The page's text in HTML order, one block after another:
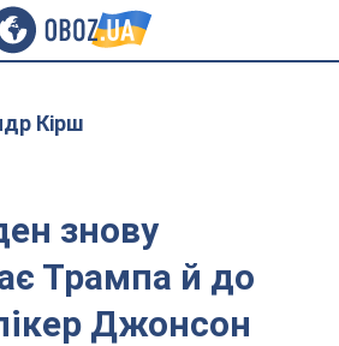
Кірш
знову
Трампа й до
Джонсон